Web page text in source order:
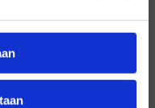
1947